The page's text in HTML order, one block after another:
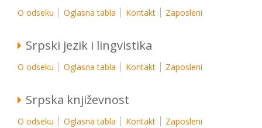
O odseku Oglasna tabla Kontakt Zaposleni
Srpski jezik i lingvistika
O odseku Oglasna tabla Kontakt Zaposleni
Srpska književnost
O odseku Oglasna tabla Kontakt Zaposleni